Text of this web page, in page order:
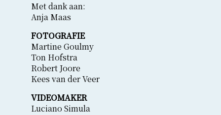
Met dank aan:
Anja Maas
FOTOGRAFIE
Martine Goulmy
Ton Hofstra
Robert Joore
Kees van der Veer
VIDEOMAKER
Luciano Simula